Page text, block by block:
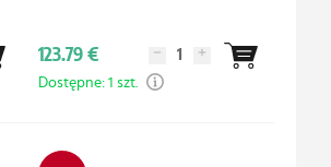
123.79 €
Dostępne: 1 szt.